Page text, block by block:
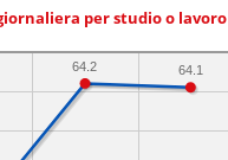
per studio o lavoro
64.1
64.2